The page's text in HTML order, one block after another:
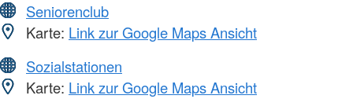
Seniorenclub
Karte: Link zur Google Maps Ansicht
Sozialstationen
Karte: Link zur Google Maps Ansicht